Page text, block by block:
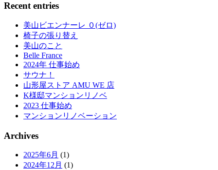
Recent entries
美山ビエンナーレ ０(ゼロ)
椅子の張り替え
美山のこと
Belle France
2024年 仕事始め
サウナ！
山形屋ストア AMU WE 店
K様邸マンションリノベ
2023 仕事始め
マンションリノベーション
Archives
2025年6月 (1)
2024年12月 (1)